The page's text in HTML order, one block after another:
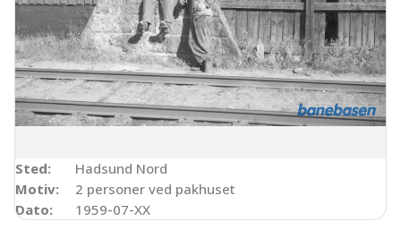
Sted:
Hadsund Nord
Motiv:
2 personer ved pakhuset
Dato:
1959-07-XX